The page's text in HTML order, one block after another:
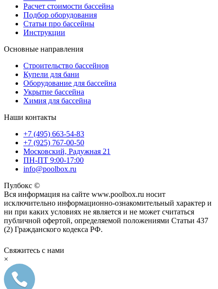
Расчет стоимости бассейна
Подбор оборудования
Статьи про бассейны
Инструкции
Основные направления
Строительство бассейнов
Купели для бани
Оборудование для бассейна
Укрытие бассейна
Химия для бассейна
Наши контакты
+7 (495) 663-54-83
+7 (925) 767-00-50
Московский, Радужная 21
ПН-ПТ 9:00-17:00
info@poolbox.ru
Пулбокс ©
Вся информация на сайте www.poolbox.ru носит
исключительно информационно-ознакомительный характер и
ни при каких условиях не является и не может считаться
публичной офертой, определяемой положениями Статьи 437
(2) Гражданского кодекса РФ.
Свяжитесь с нами
×